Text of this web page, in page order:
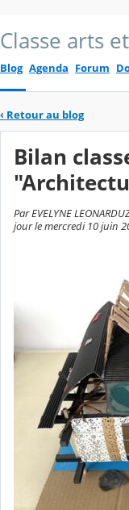
Classe arts
Blog Agenda Forum
‹ Retour au blog
Bilan
Par EVELYNE
jour le mercredi 10 juin